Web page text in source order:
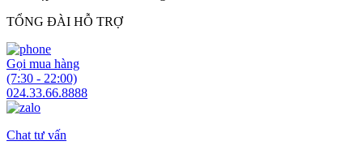
TỔNG ĐÀI HỖ TRỢ
Gọi mua hàng
(7:30 - 22:00)
024.33.66.8888
Chat tư vấn